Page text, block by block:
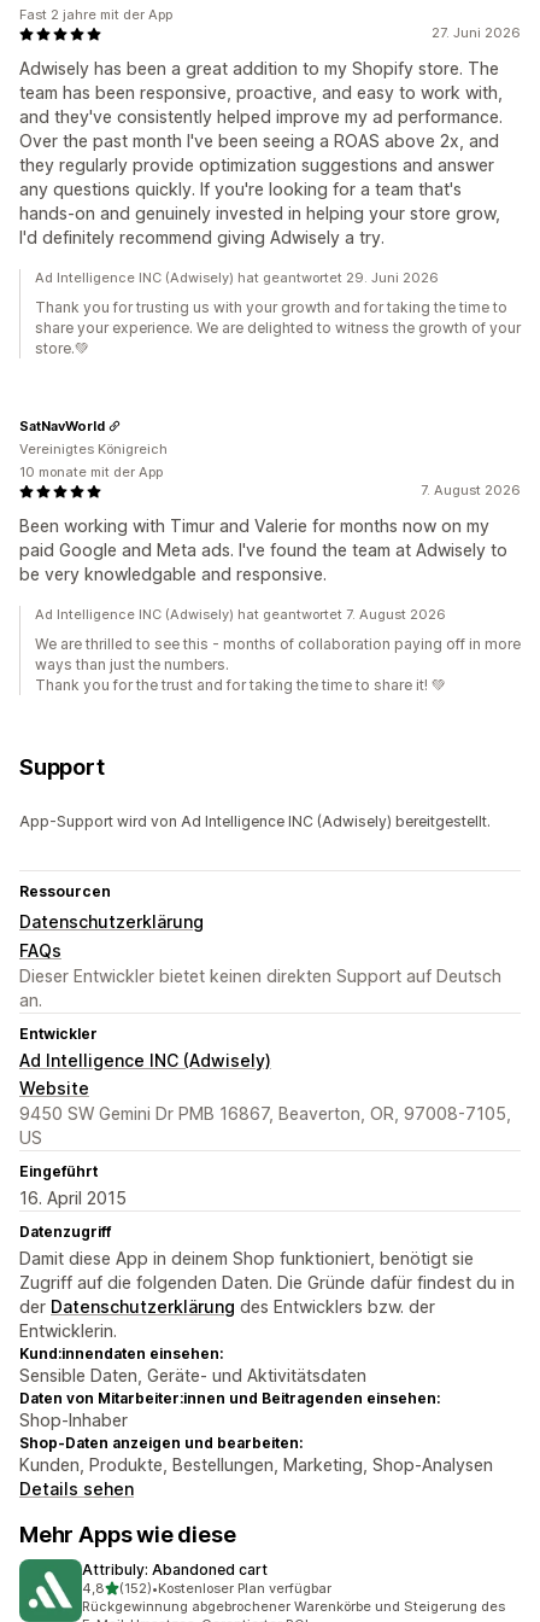
27. Juni 2026
Adwisely has been a great addition to my Shopify store. The
team has been responsive, proactive, and easy to work with,
and they've consistently helped improve my ad performance.
Over the past month I've been seeing a ROAS above 2x, and
they regularly provide optimization suggestions and answer
any questions quickly. If you're looking for a team that's
hands-on and genuinely invested in helping your store grow,
I'd definitely recommend giving Adwisely a try.
Fast 2 jahre mit der App
Ad Intelligence INC (Adwisely) hat geantwortet 29. Juni 2026
Thank you for trusting us with your growth and for taking the time to
share your experience. We are delighted to witness the growth of your
store.💚
7. August 2026
Been working with Timur and Valerie for months now on my
paid Google and Meta ads. I've found the team at Adwisely to
be very knowledgable and responsive.
SatNavWorld
Vereinigtes Königreich
10 monate mit der App
Ad Intelligence INC (Adwisely) hat geantwortet 7. August 2026
We are thrilled to see this - months of collaboration paying off in more
ways than just the numbers.
Thank you for the trust and for taking the time to share it! 💚
Support
App-Support wird von Ad Intelligence INC (Adwisely) bereitgestellt.
Ressourcen
Datenschutzerklärung
FAQs
Dieser Entwickler bietet keinen direkten Support auf Deutsch
an.
Entwickler
Ad Intelligence INC (Adwisely)
Website
9450 SW Gemini Dr PMB 16867, Beaverton, OR, 97008-7105,
US
Eingeführt
16. April 2015
Datenzugriff
Damit diese App in deinem Shop funktioniert, benötigt sie
Zugriff auf die folgenden Daten. Die Gründe dafür findest du in
der Datenschutzerklärung des Entwicklers bzw. der
Entwicklerin.
Kund:innendaten einsehen:
Sensible Daten, Geräte- und Aktivitätsdaten
Daten von Mitarbeiter:innen und Beitragenden einsehen:
Shop-Inhaber
Shop-Daten anzeigen und bearbeiten:
Kunden, Produkte, Bestellungen, Marketing, Shop-Analysen
Details sehen
Mehr Apps wie diese
Attribuly: Abandoned cart
4,8von 5 Sternen
(152)
152 Rezensionen insgesamt
•Kostenloser Plan verfügbar
Rückgewinnung abgebrochener Warenkörbe und Steigerung des